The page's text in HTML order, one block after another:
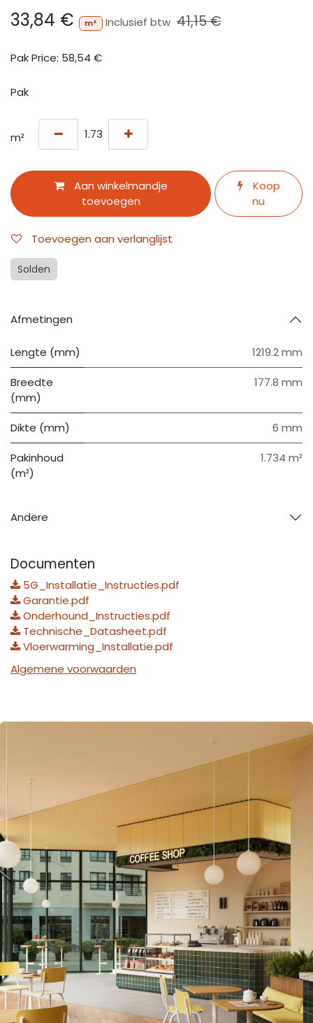
33,84 € m² Inclusief btw 41,15€
Pak Price: 58,54 €
Pak
m²
Aan winkelmandje
toevoegen
Koop
nu
Toevoegen aan verlanglijst
Solden
Afmetingen
Lengte (mm) 1219.2 mm
Breedte
(mm)
177.8 mm
Dikte (mm) 6 mm
Pakinhoud
(m²)
1.734 m²
Andere
Documenten
5G_Installatie_Instructies.pdf
Garantie.pdf
Onderhound_Instructies.pdf
Technische_Datasheet.pdf
Vloerwarming_Installatie.pdf
Algemene voorwaarden